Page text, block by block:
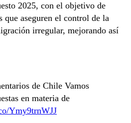
2025, con el objetivo de
que aseguren el control de la
irregular, mejorando así
de Chile Vamos
en materia de
Ymy9trnWJJ